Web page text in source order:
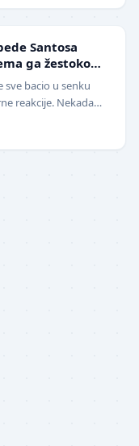
Santosa
ga žestoko
sve bacio u senku
reakcije. Nekada